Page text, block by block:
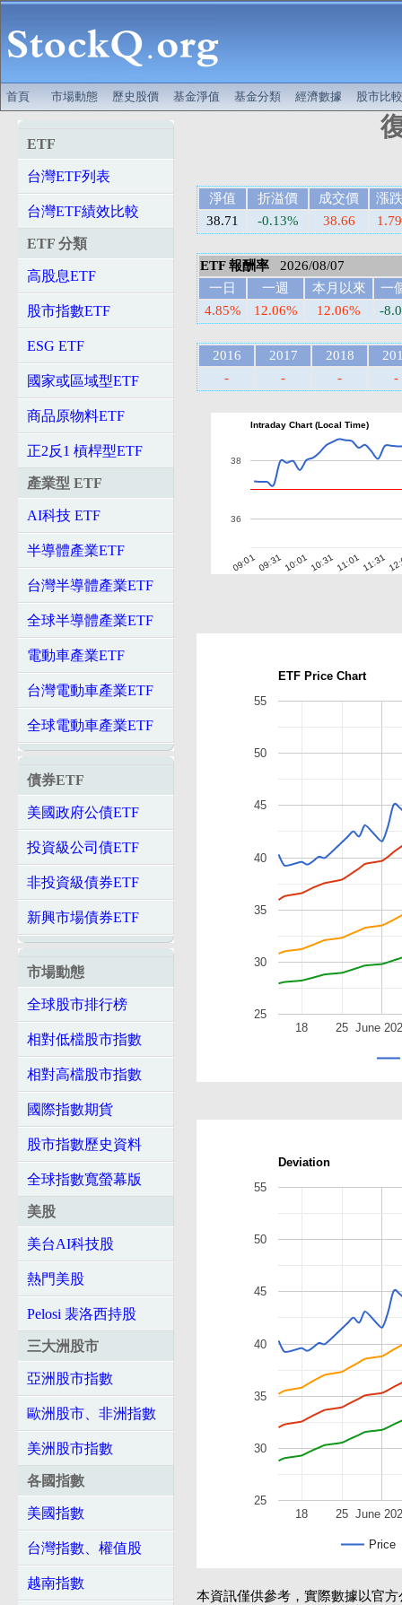
首頁 市場動態 歷史股價 基金淨值 基金分類 經濟數據 股市比較
ETF
台灣ETF列表
台灣ETF績效比較
ETF 分類
高股息ETF
股市指數ETF
ESG ETF
國家或區域型ETF
商品原物料ETF
正2反1 槓桿型ETF
產業型 ETF
AI科技 ETF
半導體產業ETF
台灣半導體產業ETF
全球半導體產業ETF
電動車產業ETF
台灣電動車產業ETF
全球電動車產業ETF
債券ETF
美國政府公債ETF
投資級公司債ETF
非投資級債券ETF
新興市場債券ETF
市場動態
全球股市排行榜
相對低檔股市指數
相對高檔股市指數
國際指數期貨
股市指數歷史資料
全球指數寬螢幕版
美股
美台AI科技股
熱門美股
Pelosi 裴洛西持股
三大洲股市
亞洲股市指數
歐洲股市、非洲指數
美洲股市指數
各國指數
美國指數
台灣指數、權值股
越南指數
淨值 折溢價 成交價
漲跌
38.71
-0.13% 38.66 1.79
ETF 報酬率 2026/08/07
一日
一週 本月以來
一
4.85%
12.06% 12.06% -
2016 2017 2018
-
- - -
Intraday Chart (Local Time)
09:0109:3110:0110:3111:0111:31
36
38
ETF Price Chart
June
18 25
25
30
35
40
45
50
55
Deviation
Price
June
18 25
25
30
35
40
45
50
55
本資訊僅供參考，實際數據以官